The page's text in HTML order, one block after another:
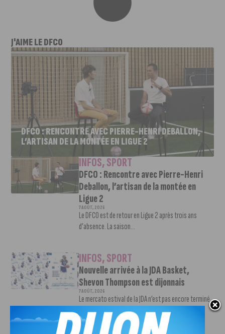
J'AIME LE DFCO
DFCO : RENCONTRE AVEC PIERRE-HENRI DEBALLON,
L’ARTISAN DE LA MONTÉE EN LIGUE 2
INFOS,SPORT
DFCO : Rencontre avec Pierre-Henri
Deballon, l’artisan de la montée en
Ligue 2
7 AOÛT, 2026
Le DFCO est de retour en Ligue 2 après trois ans
d’absence. La saison...
INFOS,SPORT
Nouvelle arrivée à la JDA Basket,
Shevon Thompson est dijonnais
7 AOÛT, 2026
Le mercato estival de la JDA n’est pas encore terminé.
Une nouvelle recrue vient...